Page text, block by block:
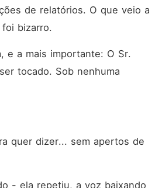
de relatórios. O que veio a
bizarro.
e a mais importante: O Sr.
tocado. Sob nenhuma
quer dizer... sem apertos de
- ela repetiu, a voz baixando